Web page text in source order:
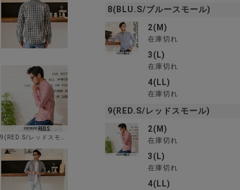
8(BLU.S/ブルースモール)
2(M)
在庫切れ
3(L)
在庫切れ
4(LL)
在庫切れ
9(RED.S/レッドスモール)
2(M)
在庫切れ
3(L)
在庫切れ
4(LL)